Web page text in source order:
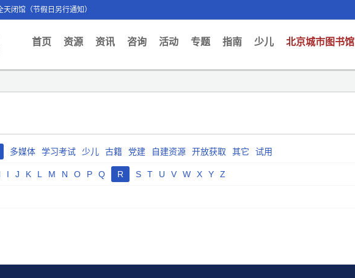
闭馆（节假日另行通知）
首页(current)
资源 资讯 咨询 活动 专题 指南 少儿 北京城市图书馆
多媒体 学习考试 少儿 古籍 党建 自建资源 开放获取 其它 试用
I J K L M N O P Q R S T U V W X Y Z